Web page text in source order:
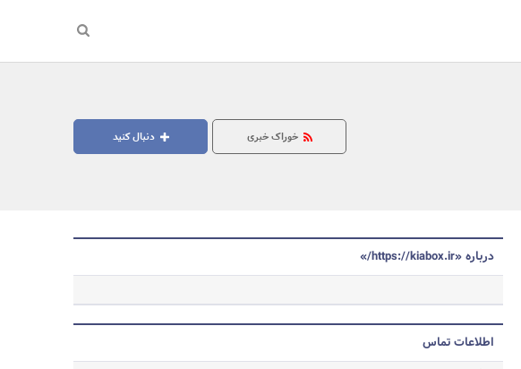
جستجو
دنبال کنید خوراک خبری
درباره «https://kiabox.ir/»
اطلاعات تماس